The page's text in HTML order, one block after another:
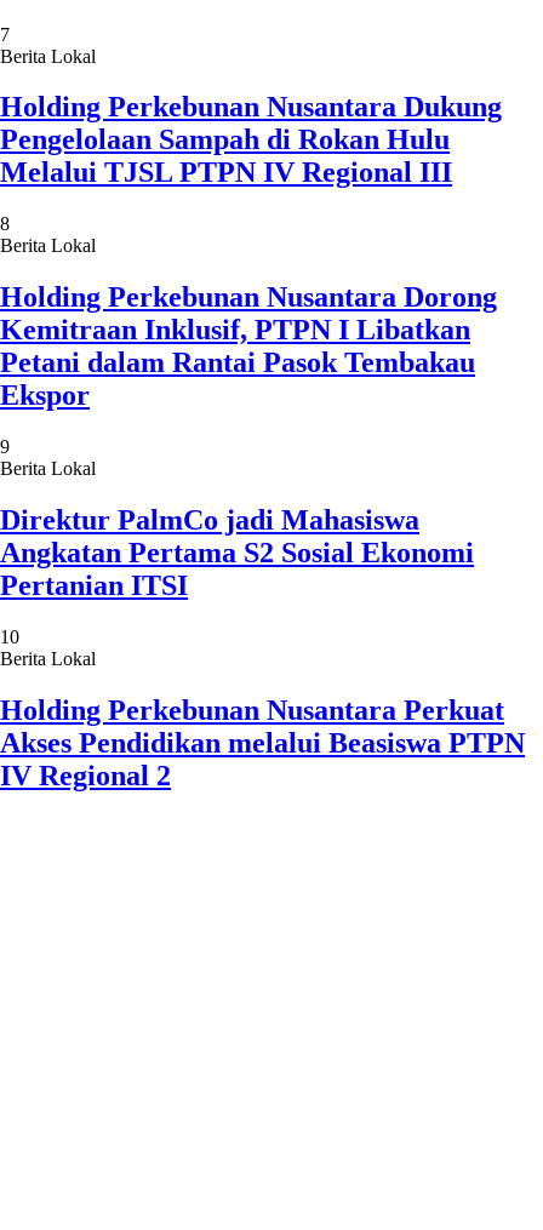
7
Berita Lokal
Holding Perkebunan Nusantara Dukung
Pengelolaan Sampah di Rokan Hulu
Melalui TJSL PTPN IV Regional III
8
Berita Lokal
Holding Perkebunan Nusantara Dorong
Kemitraan Inklusif, PTPN I Libatkan
Petani dalam Rantai Pasok Tembakau
Ekspor
9
Berita Lokal
Direktur PalmCo jadi Mahasiswa
Angkatan Pertama S2 Sosial Ekonomi
Pertanian ITSI
10
Berita Lokal
Holding Perkebunan Nusantara Perkuat
Akses Pendidikan melalui Beasiswa PTPN
IV Regional 2